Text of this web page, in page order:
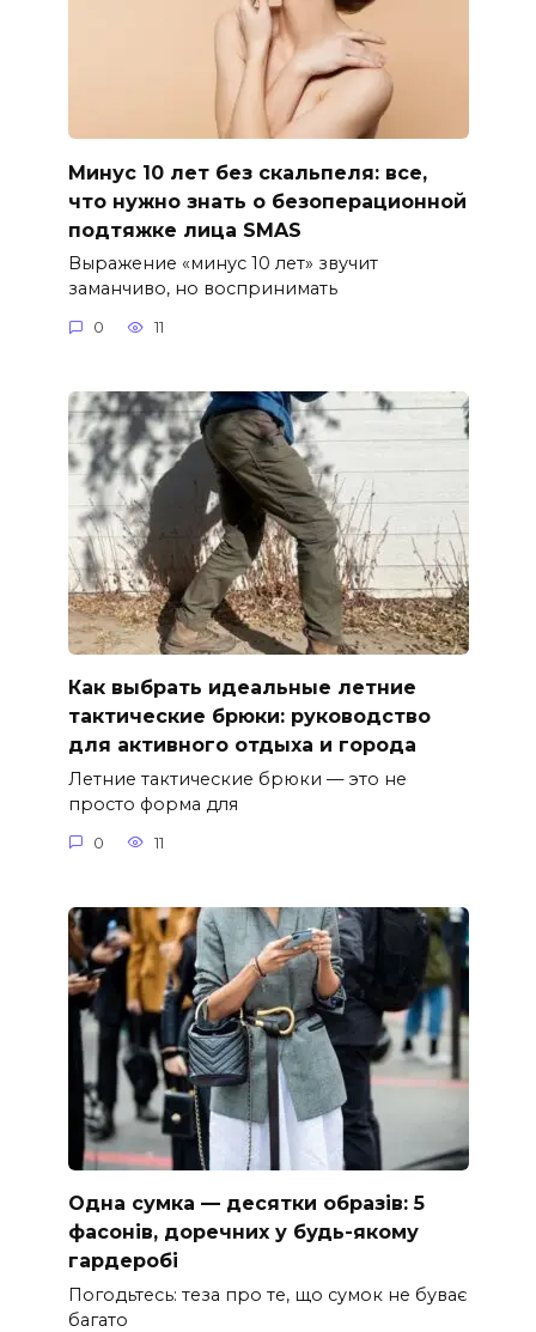
Минус 10 лет без скальпеля: все,
что нужно знать о безоперационной
подтяжке лица SMAS
Выражение «минус 10 лет» звучит
заманчиво, но воспринимать
0 11
Как выбрать идеальные летние
тактические брюки: руководство
для активного отдыха и города
Летние тактические брюки — это не
просто форма для
0 11
Одна сумка — десятки образів: 5
фасонів, доречних у будь-якому
гардеробі
Погодьтесь: теза про те, що сумок не буває
багато